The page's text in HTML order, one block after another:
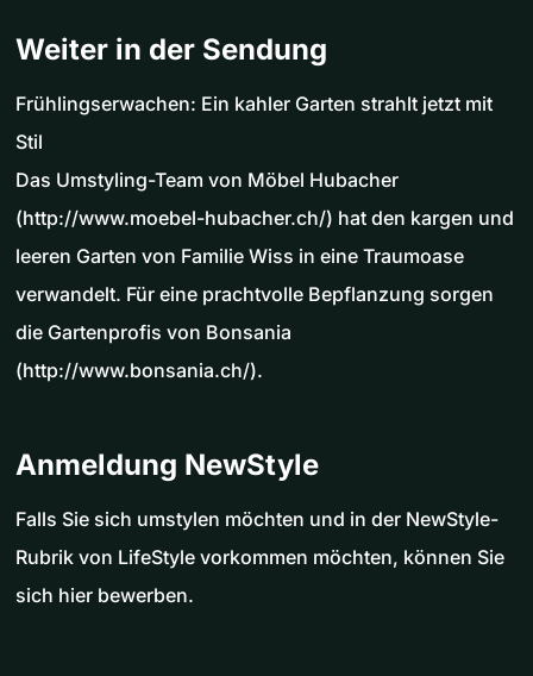
Weiter in der Sendung
Frühlingserwachen: Ein kahler Garten strahlt jetzt mit
Stil
Das Umstyling-Team von Möbel Hubacher
(http://www.moebel-hubacher.ch/) hat den kargen und
leeren Garten von Familie Wiss in eine Traumoase
verwandelt. Für eine prachtvolle Bepflanzung sorgen
die Gartenprofis von Bonsania
(http://www.bonsania.ch/).
Anmeldung NewStyle
Falls Sie sich umstylen möchten und in der NewStyle-
Rubrik von LifeStyle vorkommen möchten, können Sie
sich hier bewerben.